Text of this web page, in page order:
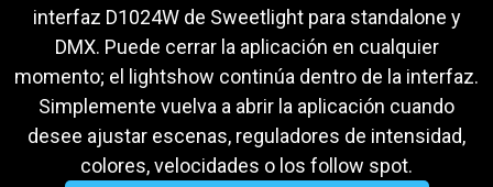
interfaz D1024W de Sweetlight para standalone y
DMX. Puede cerrar la aplicación en cualquier
momento; el lightshow continúa dentro de la interfaz.
Simplemente vuelva a abrir la aplicación cuando
desee ajustar escenas, reguladores de intensidad,
colores, velocidades o los follow spot.